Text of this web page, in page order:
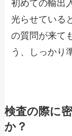
初めての輸出
光らせている
の質問が来て
う、しっかり
検査の際に
か？